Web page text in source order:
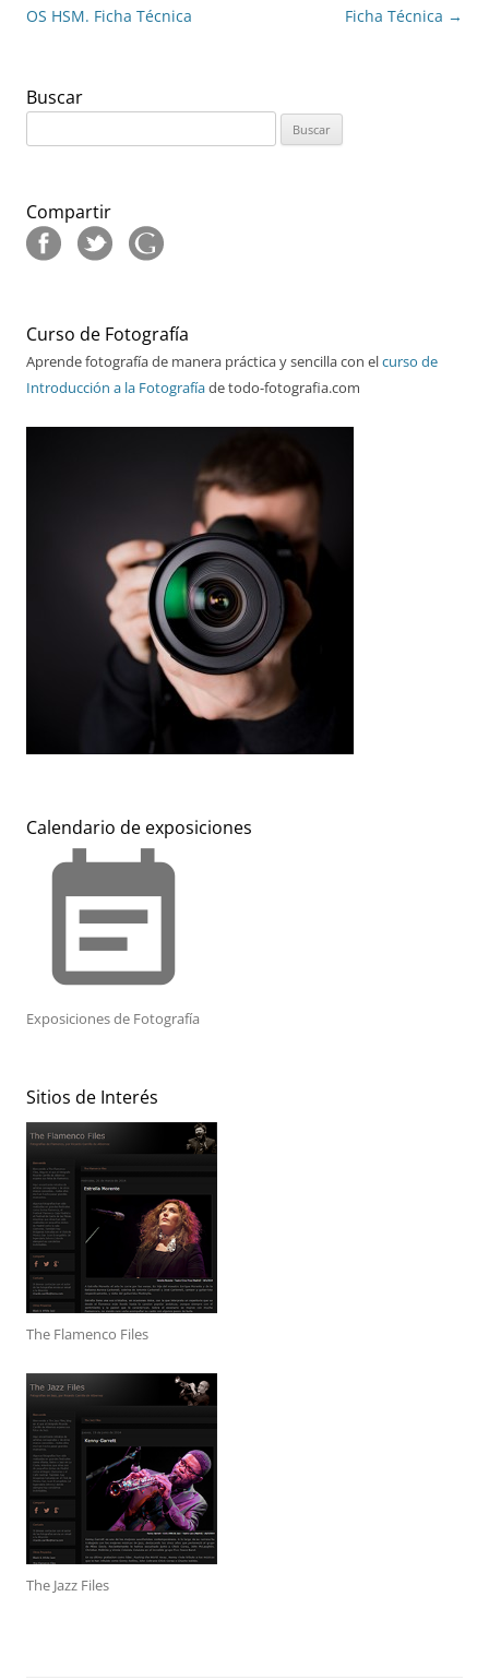
de
OS HSM. Ficha Técnica
Ficha Técnica →
Buscar
Compartir
Curso de Fotografía
Aprende fotografía de manera práctica y sencilla con elcurso de
Introducción a la Fotografíade todo-fotografia.com
Calendario de exposiciones
event_note
Exposiciones de Fotografía
Sitios de Interés
The Flamenco Files
The Jazz Files